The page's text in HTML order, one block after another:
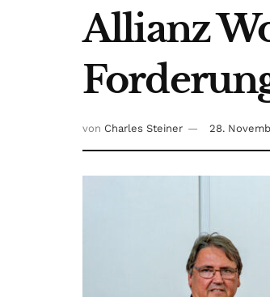
Allianz
von Charles Steiner 28.